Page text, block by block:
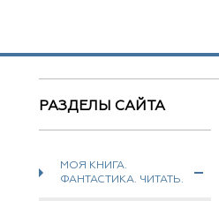
РАЗДЕЛЫ САЙТА
МОЯ КНИГА.
ФАНТАСТИКА. ЧИТАТЬ.